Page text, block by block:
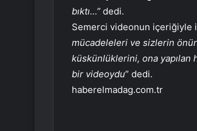
bıktı…” dedi.
Semerci videonun içeriğiyle
mücadeleleri ve sizlerin
küskünlüklerini, ona yapılan
bir videoydu” dedi.
haberelmadag.com.tr